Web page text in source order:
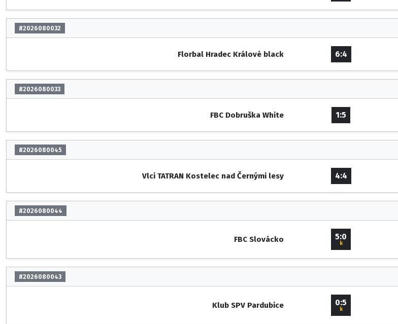
#2026080032
Florbal Hradec Králové black 6:4
#2026080033
FBC Dobruška White 1:5
#2026080045
Vlci TATRAN Kostelec nad Černými lesy 4:4
#2026080044
FBC Slovácko 5:0
k
#2026080043
Klub SPV Pardubice 0:5
k